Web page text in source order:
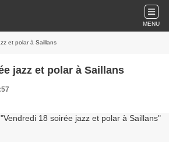
MENU
et polar à Saillans
jazz et polar à Saillans